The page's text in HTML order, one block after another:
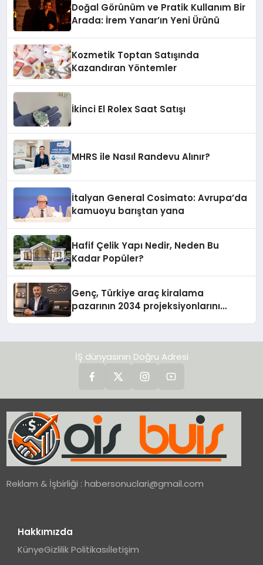
Doğal Görünüm ve Pratik Kullanım Bir
Arada: İrem Yanar’ın Yeni Ürünü
Kozmetik Toptan Satışında
Kazandıran Yöntemler
İkinci El Rolex Saat Satışı
MHRS ile Nasıl Randevu Alınır?
İtalyan General Cosimato: Avrupa’da
kamuoyu barıştan yana
Hafif Çelik Yapı Nedir, Neden Bu
Kadar Popüler?
Genç, Türkiye araç kiralama
pazarının 2034 projeksiyonlarını
İŞ dünyasının Doğru Adresi
Reklam & İşbirliği :habersonuclari@gmail.com
Hakkımızda
KünyeGizlilik Politikasıİletişim